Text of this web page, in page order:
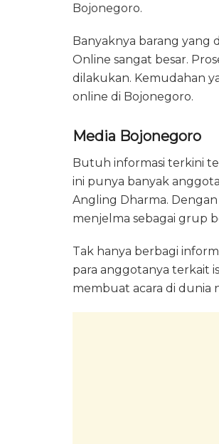
Bojonegoro.
Banyaknya barang yang
Online sangat besar.
dilakukan. Kemudahan
online di Bojonegoro.
Media Bojonegoro
Butuh informasi terkini
ini punya banyak
Angling Dharma.
menjelma sebagai grup
Tak hanya berbagi
para anggotanya terkait
membuat acara di dunia